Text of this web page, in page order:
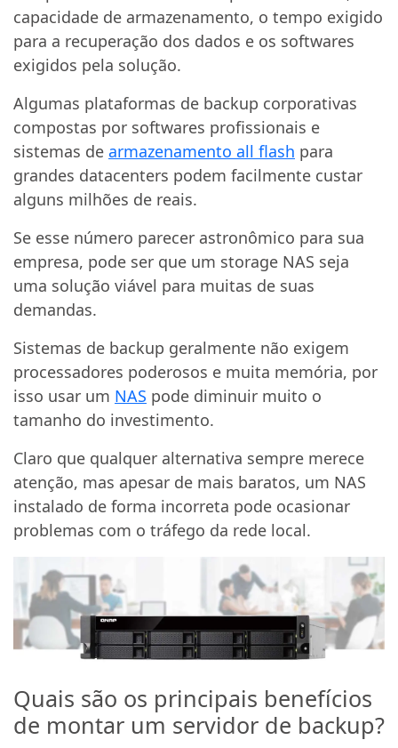
capacidade de armazenamento, o tempo exigido
para a recuperação dos dados e os softwares
exigidos pela solução.
Algumas plataformas de backup corporativas
compostas por softwares profissionais e
sistemas de armazenamento all flash para
grandes datacenters podem facilmente custar
alguns milhões de reais.
Se esse número parecer astronômico para sua
empresa, pode ser que um storage NAS seja
uma solução viável para muitas de suas
demandas.
Sistemas de backup geralmente não exigem
processadores poderosos e muita memória, por
isso usar um NAS pode diminuir muito o
tamanho do investimento.
Claro que qualquer alternativa sempre merece
atenção, mas apesar de mais baratos, um NAS
instalado de forma incorreta pode ocasionar
problemas com o tráfego da rede local.
Quais são os principais benefícios
de montar um servidor de backup?